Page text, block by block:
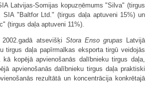
Latvijas-Somijas kopuzņēmums "Silva" (tirgus
SIA "Baltfor Ltd." (tirgus daļa aptuveni 15%) un
(tirgus daļa aptuveni 11%).
atsevišķi Stora Enso grupas Latvijā
tirgus daļa papīrmalkas eksporta tirgū veidojās
kopējā apvienošanās dalībnieku tirgus daļa,
apvienošanās dalībnieku tirgus daļa praktiski
rezultātā un koncentrācija konkrētajā